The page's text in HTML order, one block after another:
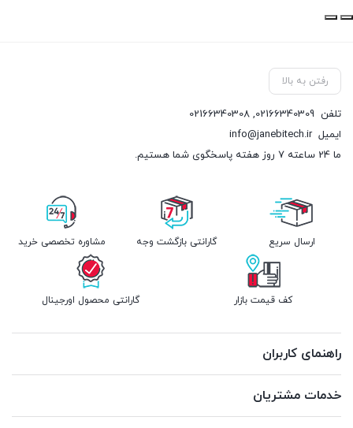
رفتن به بالا
تلفن 02166340309
,
02166340308
ایمیلinfo@janebitech.ir
ما 24 ساعته 7 روز هفته پاسخگوی شما هستیم.
ارسال سریع گارانتی بازگشت وجه مشاوره تخصصی خرید
کف قیمت بازار گارانتی محصول اورجینال
راهنمای کاربران
خدمات مشتریان